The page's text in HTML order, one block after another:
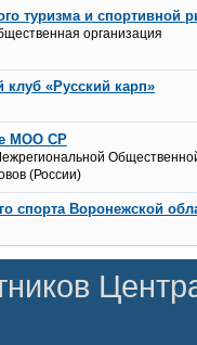
туризма и спортивной
организация
«Русский карп»
МОО СР
(России)
спорта Воронежской